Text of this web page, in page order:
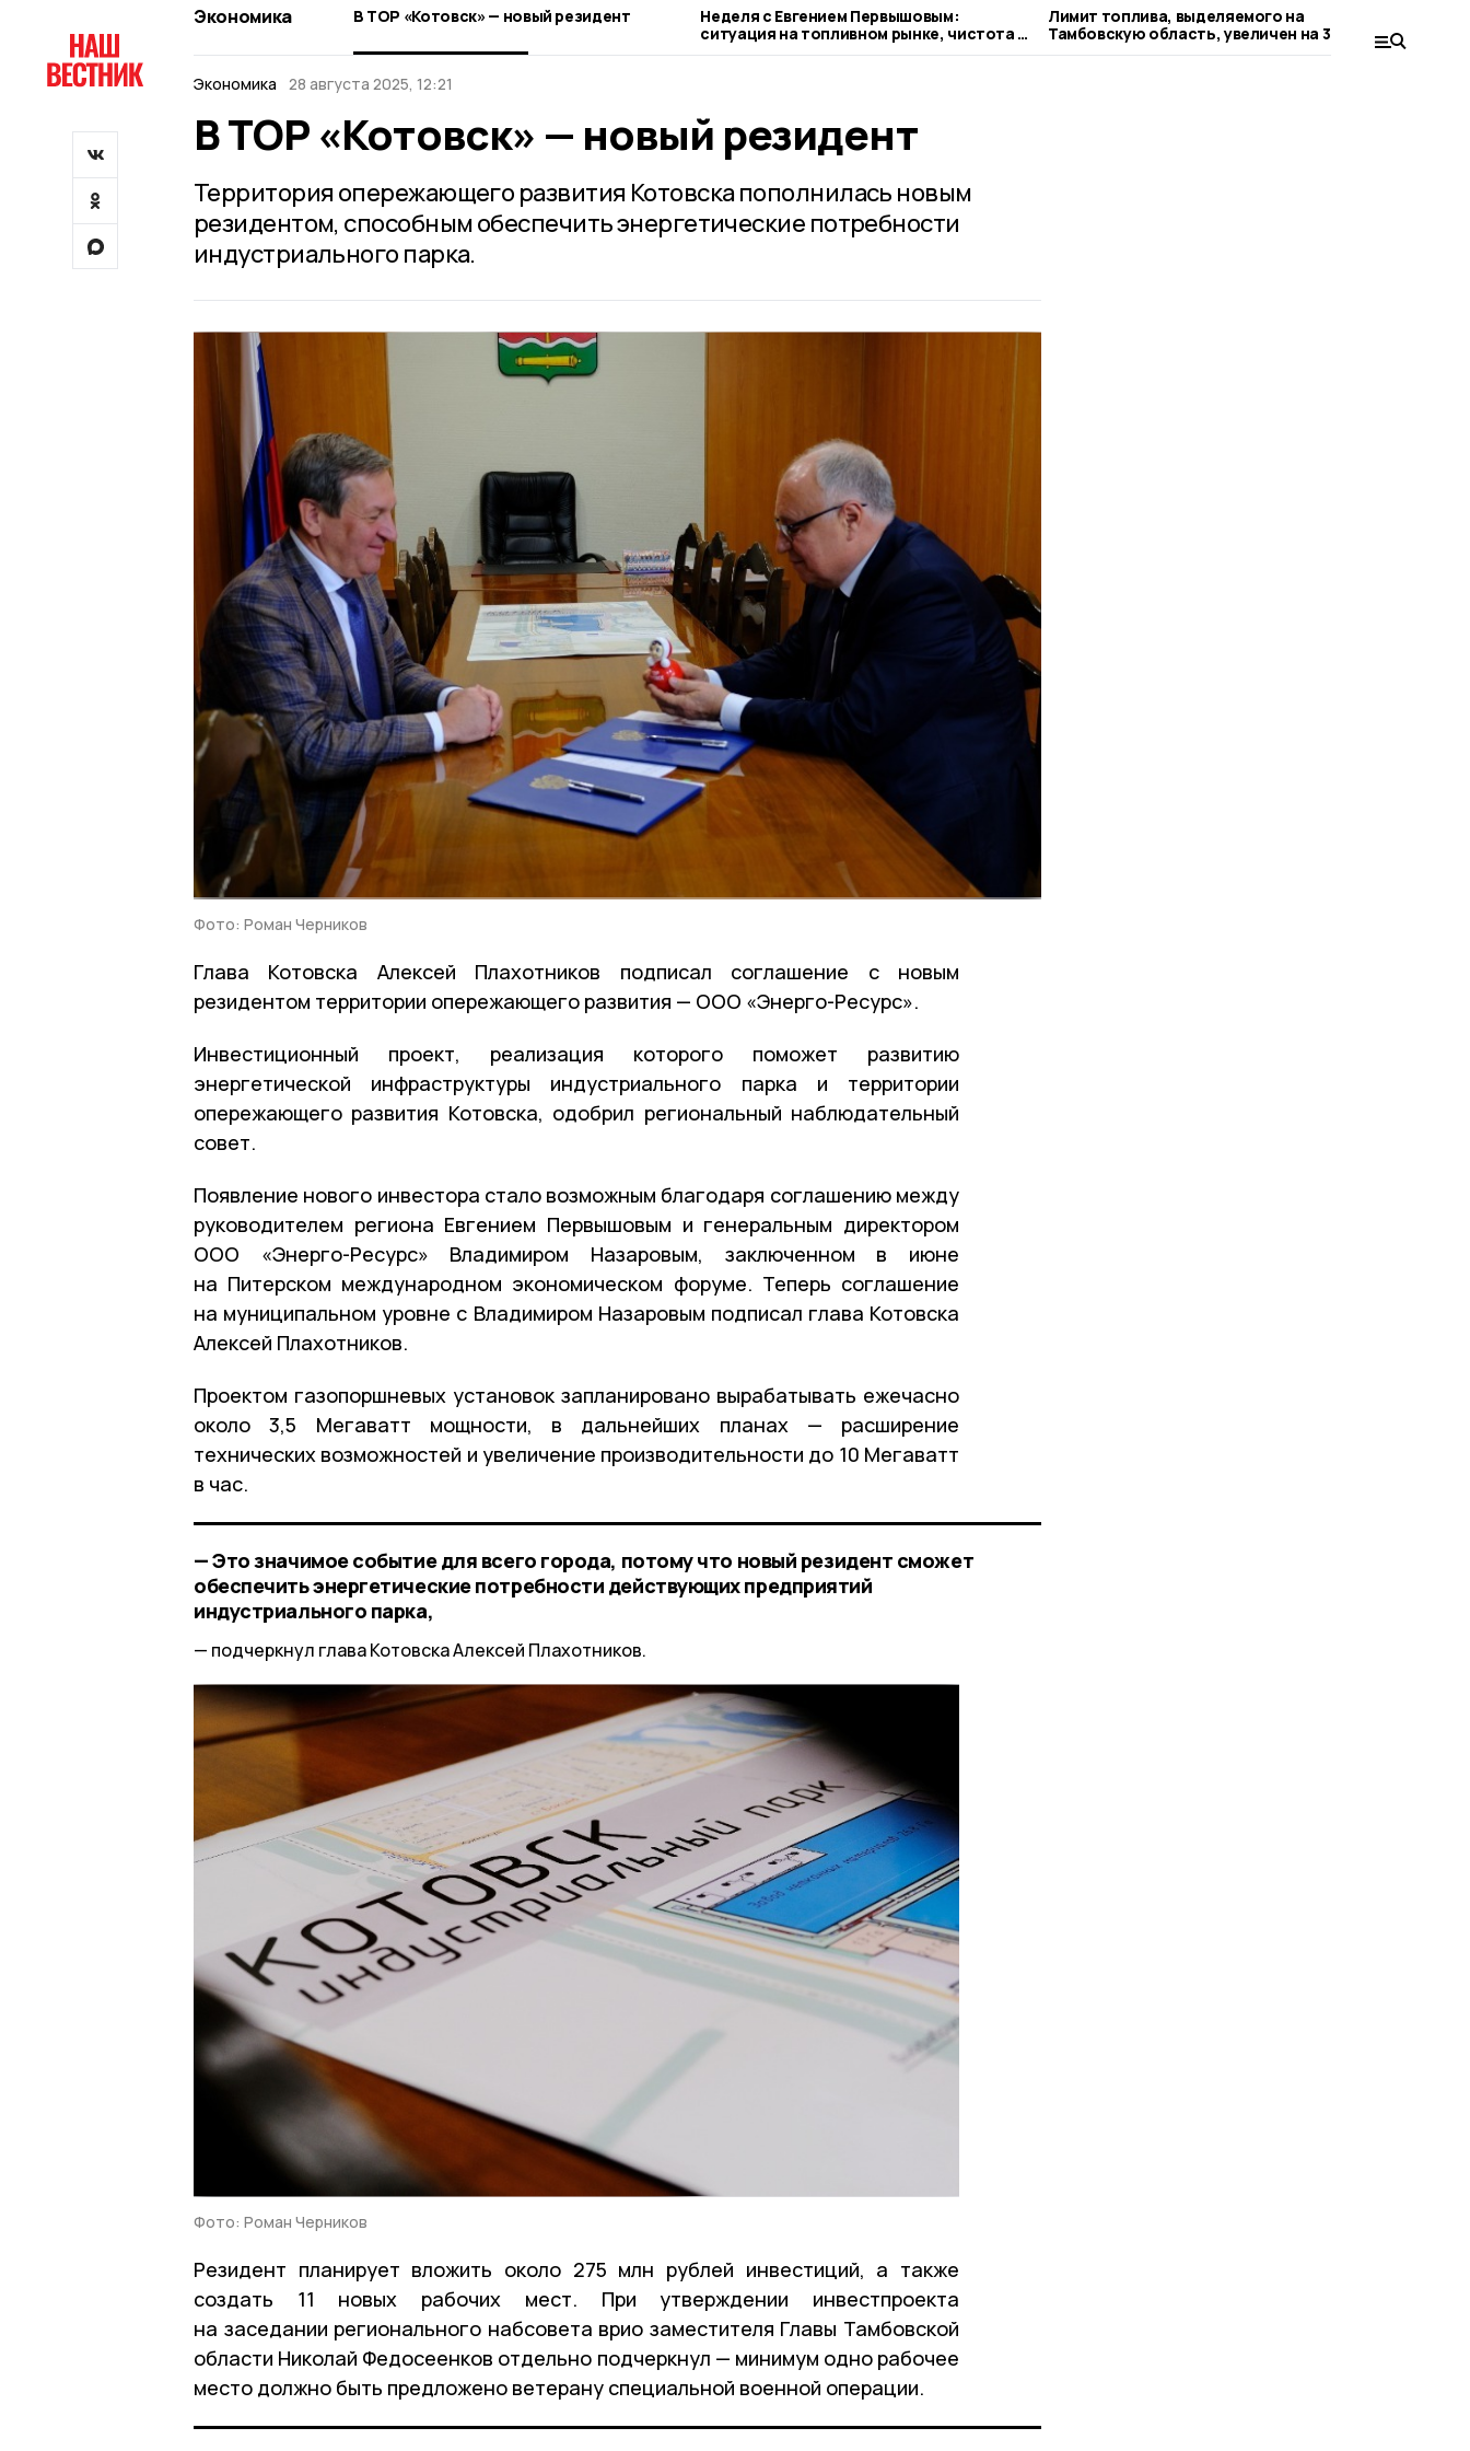
Экономика В ТОР «Котовск» — новый резидент
Неделя с Евгением Первышовым:
ситуация на топливном рынке, чистота в
городе и приоритеты образования
Лимит топлива, выделяемого на
Тамбовскую область, увеличен на 30%
Экономика 28 августа 2025, 12:21
В ТОР «Котовск» — новый резидент
Территория опережающего развития Котовска пополнилась новым
резидентом, способным обеспечить энергетические потребности
индустриального парка.
Фото: Роман Черников
Глава Котовска Алексей Плахотников подписал соглашение с новым
резидентом территории опережающего развития — ООО «Энерго-Ресурс».
Инвестиционный проект, реализация которого поможет развитию
энергетической инфраструктуры индустриального парка и территории
опережающего развития Котовска, одобрил региональный наблюдательный
совет.
Появление нового инвестора стало возможным благодаря соглашению между
руководителем региона Евгением Первышовым и генеральным директором
ООО «Энерго-Ресурс» Владимиром Назаровым, заключенном в июне
на Питерском международном экономическом форуме. Теперь соглашение
на муниципальном уровне с Владимиром Назаровым подписал глава Котовска
Алексей Плахотников.
Проектом газопоршневых установок запланировано вырабатывать ежечасно
около 3,5 Мегаватт мощности, в дальнейших планах — расширение
технических возможностей и увеличение производительности до 10 Мегаватт
в час.
— Это значимое событие для всего города, потому что новый резидент сможет
обеспечить энергетические потребности действующих предприятий
индустриального парка,
подчеркнул глава Котовска Алексей Плахотников.
Фото: Роман Черников
Резидент планирует вложить около 275 млн рублей инвестиций, а также
создать 11 новых рабочих мест. При утверждении инвестпроекта
на заседании регионального набсовета врио заместителя Главы Тамбовской
области Николай Федосеенков отдельно подчеркнул — минимум одно рабочее
место должно быть предложено ветерану специальной военной операции.